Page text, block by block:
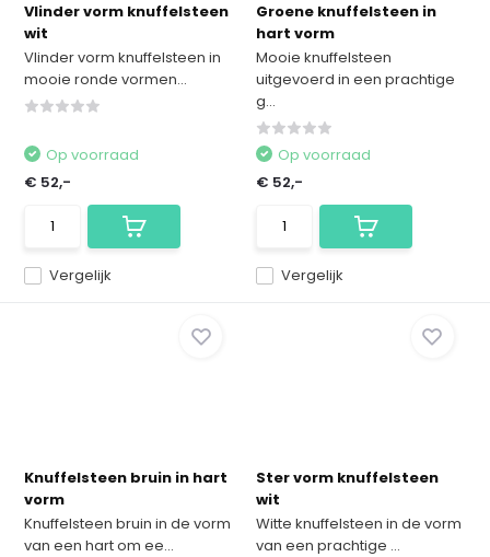
Vlinder vorm knuffelsteen
wit
Vlinder vorm knuffelsteen in
mooie ronde vormen...
Vergelijk
Op voorraad
€ 52,-
Groene knuffelsteen in
hart vorm
Mooie knuffelsteen
uitgevoerd in een prachtige
g...
Vergelijk
Op voorraad
€ 52,-
Knuffelsteen bruin in hart
vorm
Knuffelsteen bruin in de vorm
van een hart om ee...
Ster vorm knuffelsteen
wit
Witte knuffelsteen in de vorm
van een prachtige ...